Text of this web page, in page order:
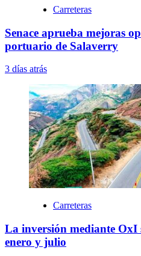
Carreteras
Senace aprueba mejoras
portuario de Salaverry
3 días atrás
Carreteras
La inversión mediante OxI
enero y julio